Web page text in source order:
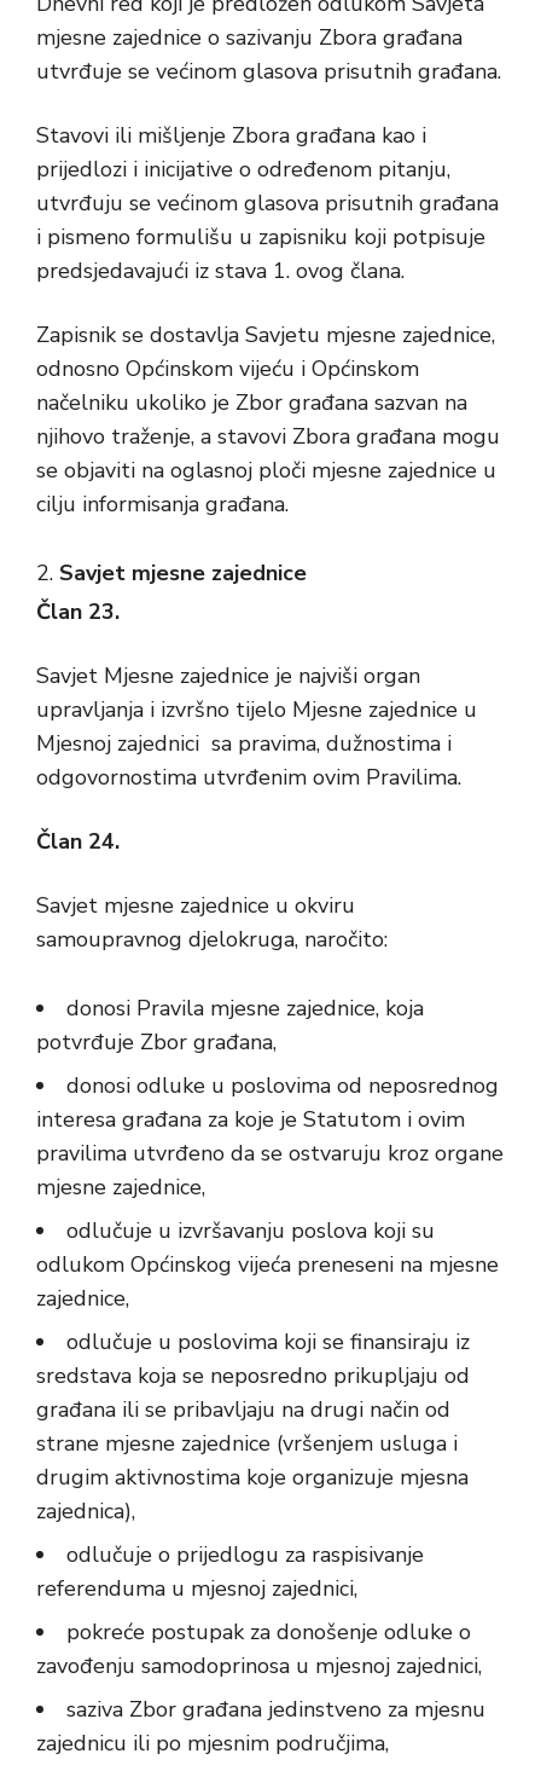
mjesne zajednice o sazivanju Zbora građana
utvrđuje se većinom glasova prisutnih građana.
Stavovi ili mišljenje Zbora građana kao i
prijedlozi i inicijative o određenom pitanju,
utvrđuju se većinom glasova prisutnih građana
i pismeno formulišu u zapisniku koji potpisuje
predsjedavajući iz stava 1. ovog člana.
Zapisnik se dostavlja Savjetu mjesne zajednice,
odnosno Općinskom vijeću i Općinskom
načelniku ukoliko je Zbor građana sazvan na
njihovo traženje, a stavovi Zbora građana mogu
se objaviti na oglasnoj ploči mjesne zajednice u
cilju informisanja građana.
Savjet mjesne zajednice
Član 23.
Savjet Mjesne zajednice je najviši organ
upravljanja i izvršno tijelo Mjesne zajednice u
Mjesnoj zajednici sa pravima, dužnostima i
odgovornostima utvrđenim ovim Pravilima.
Član 24.
Savjet mjesne zajednice u okviru
samoupravnog djelokruga, naročito:
donosi Pravila mjesne zajednice, koja
potvrđuje Zbor građana,
donosi odluke u poslovima od neposrednog
interesa građana za koje je Statutom i ovim
pravilima utvrđeno da se ostvaruju kroz organe
mjesne zajednice,
odlučuje u izvršavanju poslova koji su
odlukom Općinskog vijeća preneseni na mjesne
zajednice,
odlučuje u poslovima koji se finansiraju iz
sredstava koja se neposredno prikupljaju od
građana ili se pribavljaju na drugi način od
strane mjesne zajednice (vršenjem usluga i
drugim aktivnostima koje organizuje mjesna
zajednica),
odlučuje o prijedlogu za raspisivanje
referenduma u mjesnoj zajednici,
pokreće postupak za donošenje odluke o
zavođenju samodoprinosa u mjesnoj zajednici,
saziva Zbor građana jedinstveno za mjesnu
zajednicu ili po mjesnim područjima,